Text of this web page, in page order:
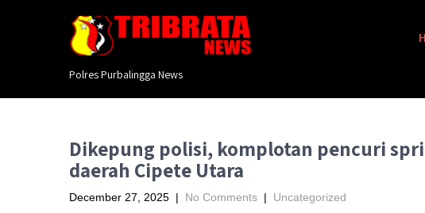
Polres Purbalingga News
Dikepung polisi, komplotan pencuri
daerah Cipete Utara
December 27, 2025 | No Comments | Uncategorized